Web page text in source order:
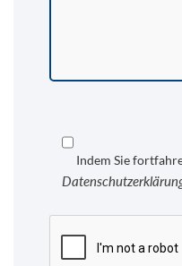
Indem Sie